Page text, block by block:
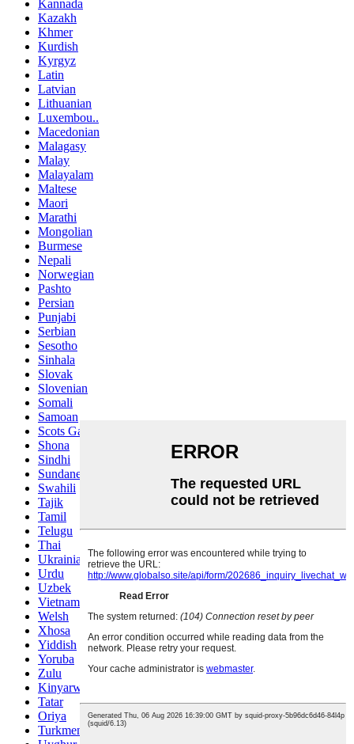
Kannada
Kazakh
Khmer
Kurdish
Kyrgyz
Latin
Latvian
Lithuanian
Luxembou..
Macedonian
Malagasy
Malay
Malayalam
Maltese
Maori
Marathi
Mongolian
Burmese
Nepali
Norwegian
Pashto
Persian
Punjabi
Serbian
Sesotho
Sinhala
Slovak
Slovenian
Somali
Samoan
Scots Gaelic
Shona
Sindhi
Sundanese
Swahili
Tajik
Tamil
Telugu
Thai
Ukrainian
Urdu
Uzbek
Vietnamese
Welsh
Xhosa
Yiddish
Yoruba
Zulu
Kinyarwanda
Tatar
Oriya
Turkmen